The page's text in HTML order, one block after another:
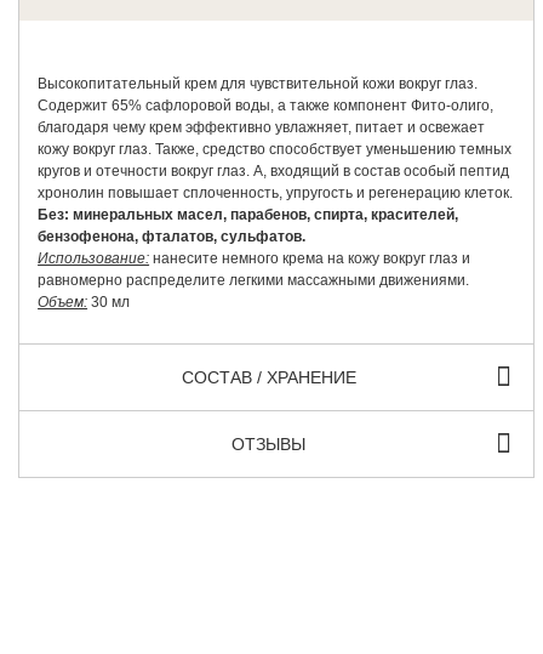
Высокопитательный крем для чувствительной кожи вокруг глаз.
Содержит 65% сафлоровой воды, а также компонент Фито-олиго,
благодаря чему крем эффективно увлажняет, питает и освежает
кожу вокруг глаз. Также, средство способствует уменьшению темных
кругов и отечности вокруг глаз. А, входящий в состав особый пептид
хронолин повышает сплоченность, упругость и регенерацию клеток.
Без: минеральных масел, парабенов, спирта, красителей,
бензофенона, фталатов, сульфатов.
Использование: нанесите немного крема на кожу вокруг глаз и
равномерно распределите легкими массажными движениями.
Объем: 30 мл
СОСТАВ / ХРАНЕНИЕ
ОТЗЫВЫ